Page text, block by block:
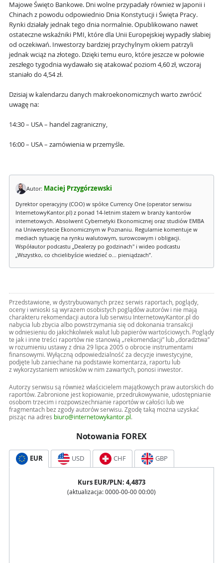
Majowe Święto Bankowe. Dni wolne przypadały również w Japonii i
Chinach z powodu odpowiednio Dnia Konstytucji i Święta Pracy.
Rynki działały jednak tego dnia normalnie. Opublikowano nawet
ostateczne wskaźniki PMI, które dla Unii Europejskiej wypadły słabiej
od oczekiwań. Inwestorzy bardziej przychylnym okiem patrzyli
jednak wciąż na złotego. Dzięki temu euro, które jeszcze w połowie
zeszłego tygodnia wydawało się atakować poziom 4,60 zł, wczoraj
staniało do 4,54 zł.
Dzisiaj w kalendarzu danych makroekonomicznych warto zwrócić
uwagę na:
14:30 – USA – handel zagraniczny,
16:00 – USA – zamówienia w przemyśle.
Autor: Maciej Przygórzewski
Dyrektor operacyjny (COO) w spółce Currency One (operator serwisu
InternetowyKantor.pl) z ponad 14-letnim stażem w branży kantorów
internetowych. Absolwent Cybernetyki Ekonomicznej oraz studiów EMBA
na Uniwersytecie Ekonomicznym w Poznaniu. Regularnie komentuje w
mediach sytuację na rynku walutowym, surowcowym i obligacji.
Współautor podcastu „Dealerzy po godzinach" i wideo podcastu
„Wszystko, co chcielibyście wiedzieć o... pieniądzach”.
Przedstawione, w dystrybuowanych przez serwis raportach, poglądy,
oceny i wnioski są wyrazem osobistych poglądów autorów i nie mają
charakteru rekomendacji autora lub serwisu InternetowyKantor.pl do
nabycia lub zbycia albo powstrzymania się od dokonania transakcji
w odniesieniu do jakichkolwiek walut lub papierów wartościowych. Poglądy
te jak i inne treści raportów nie stanowią „rekomendacji” lub „doradztwa”
w rozumieniu ustawy z dnia 29 lipca 2005 o obrocie instrumentami
finansowymi. Wyłączną odpowiedzialność za decyzje inwestycyjne,
podjęte lub zaniechane na podstawie komentarza, raportu lub
z wykorzystaniem wniosków w nim zawartych, ponosi inwestor.
Autorzy serwisu są również właścicielem majątkowych praw autorskich do
raportów. Zabronione jest kopiowanie, przedrukowywanie, udostępnianie
osobom trzecim i rozpowszechnianie raportów w całości lub we
fragmentach bez zgody autorów serwisu. Zgodę taką można uzyskać
pisząc na adres biuro@internetowykantor.pl .
Notowania FOREX
EUR USD CHF GBP
Kurs EUR/PLN: 4,4873
(aktualizacja: 0000-00-00 00:00)